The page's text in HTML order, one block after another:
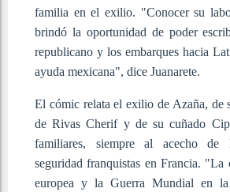
familia en el exilio. "Conocer su
brindó la oportunidad de poder
republicano y los embarques hacia
ayuda mexicana", dice Juanarete.
El cómic relata el exilio de Azaña, de
de Rivas Cherif y de su cuñado
familiares, siempre al acecho de
seguridad franquistas en Francia. "La
europea y la Guerra Mundial en la